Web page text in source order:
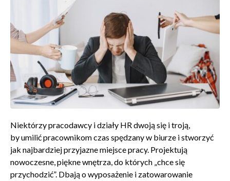
Niektórzy pracodawcy i działy HR dwoją się i troją,
by umilić pracownikom czas spędzany w biurze i stworzyć
jak najbardziej przyjazne miejsce pracy. Projektują
nowoczesne, piękne wnętrza, do których „chce się
przychodzić”. Dbają o wyposażenie i zatowarowanie